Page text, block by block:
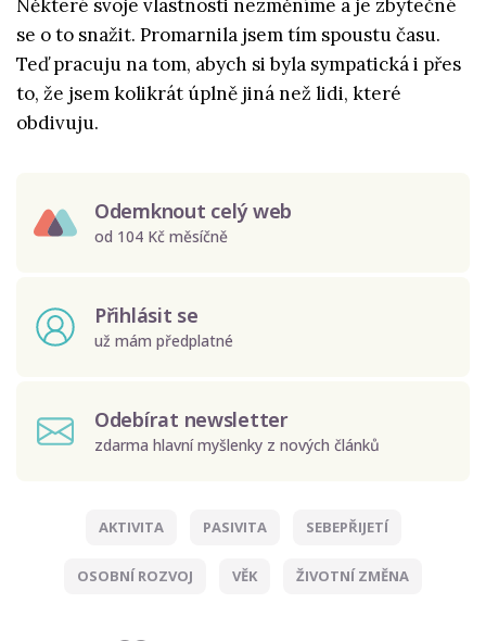
Některé svoje vlastnosti nezměníme a je zbytečné
se o to snažit. Promarnila jsem tím spoustu času.
Teď pracuju na tom, abych si byla sympatická i přes
to, že jsem kolikrát úplně jiná než lidi, které
obdivuju.
Odemknout celý web
od 104 Kč měsíčně
Přihlásit se
už mám předplatné
Odebírat newsletter
zdarma hlavní myšlenky z nových článků
Zadáním e-mailu souhlasíte se zpracováním osobních
AKTIVITA PASIVITA SEBEPŘIJETÍ
OSOBNÍ ROZVOJ VĚK ŽIVOTNÍ ZMĚNA